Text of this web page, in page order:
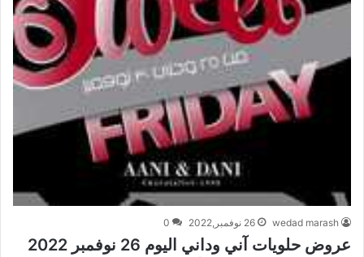
wedad marash 26 نوفمبر,2022 0
عروض حلويات آني وداني اليوم 26 نوفمبر 2022